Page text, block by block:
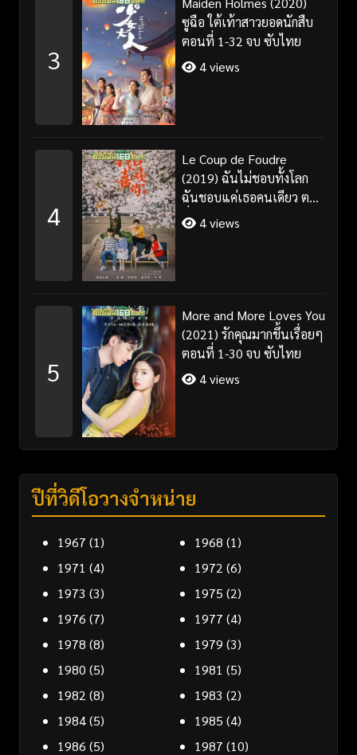
3
ซูฉือ ใต้เท้าสาวยอดนักสืบ
ตอนที่ 1-32 จบ ซับไทย
4 views
4
Le Coup de Foudre
(2019) ฉันไม่ชอบทั้งโลก
ฉันชอบแค่เธอคนเดียว ตอน
ที่ 1-35 จบ ซับไทย
4 views
5
More and More Loves You
(2021) รักคุณมากขึ้นเรื่อยๆ
ตอนที่ 1-30 จบ ซับไทย
4 views
ปีที่วิดีโอวางจำหน่าย
1967 (1) 1968 (1)
1971 (4) 1972 (6)
1973 (3) 1975 (2)
1976 (7) 1977 (4)
1978 (8) 1979 (3)
1980 (5) 1981 (5)
1982 (8) 1983 (2)
1984(5) 1985 (4)
1986 (5) 1987 (10)